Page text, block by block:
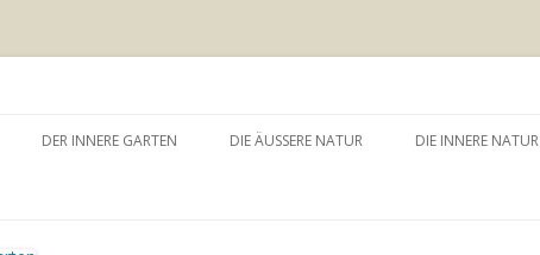
Inhalt
DER INNERE GARTEN DIE ÄUSSERE NATUR DIE INNERE NATUR